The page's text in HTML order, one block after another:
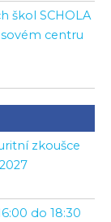
škol SCHOLA
centru
zkoušce
do 18:30